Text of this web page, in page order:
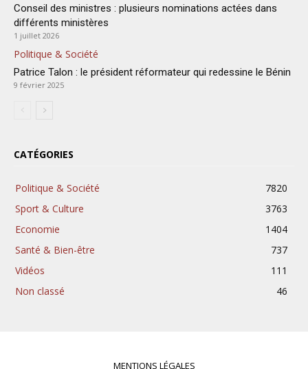
Conseil des ministres : plusieurs nominations actées dans
différents ministères
1 juillet 2026
Politique & Société
Patrice Talon : le président réformateur qui redessine le Bénin
9 février 2025
CATÉGORIES
Politique & Société
7820
Sport & Culture
3763
Economie
1404
Santé & Bien-être
737
Vidéos
111
Non classé
46
MENTIONS LÉGALES